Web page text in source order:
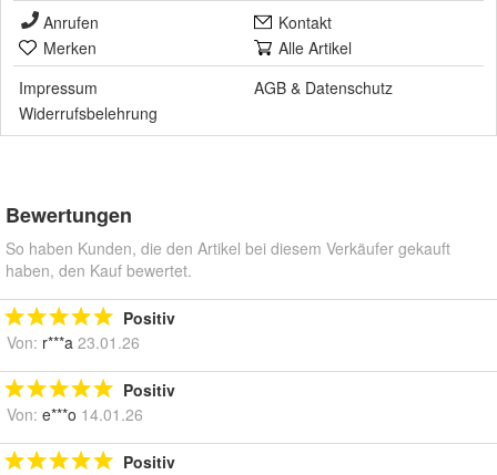
Anrufen
Kontakt
Merken
Alle Artikel
Impressum
AGB & Datenschutz
Widerrufsbelehrung
Bewertungen
So haben Kunden, die den Artikel bei diesem Verkäufer gekauft
haben, den Kauf bewertet.
Positiv
Von: r***a 23.01.26
Positiv
Von: e***o 14.01.26
Positiv